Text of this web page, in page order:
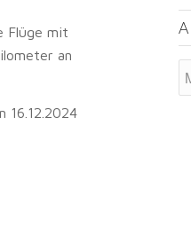
Flüge mit
an
16.12.2024